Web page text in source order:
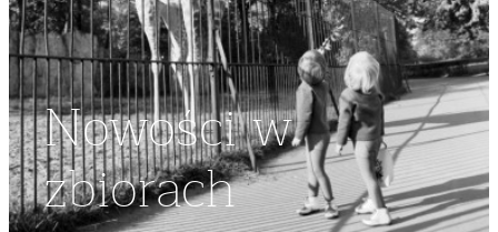
Nowości w
zbiorach